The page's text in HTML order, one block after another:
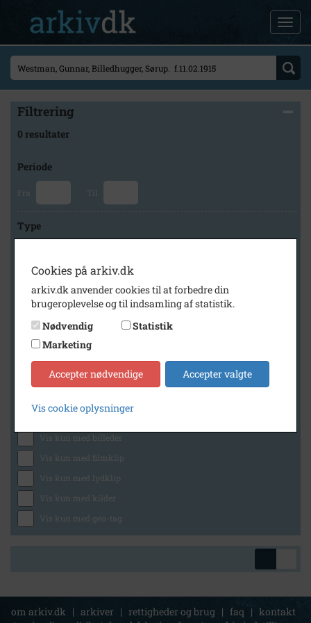
Filtrering
0 resultater
Periode
Fra Til
Type
Arkiv
Fredensborg
Generelt
Vis kun med billeder
Vis kun med filmklip
Vis kun med lydklip
Vis kun med kilder
Vis kun med geo-tag
om arkiv.dk | arkiver | rettigheder og brug | faq | kontakt
Cookies på arkiv.dk
arkiv.dk anvender cookies til at forbedre din
brugeroplevelse og til indsamling af statistik.
Nødvendig
Statistik
Marketing
Accepter nødvendige Accepter valgte
Vis cookie oplysninger